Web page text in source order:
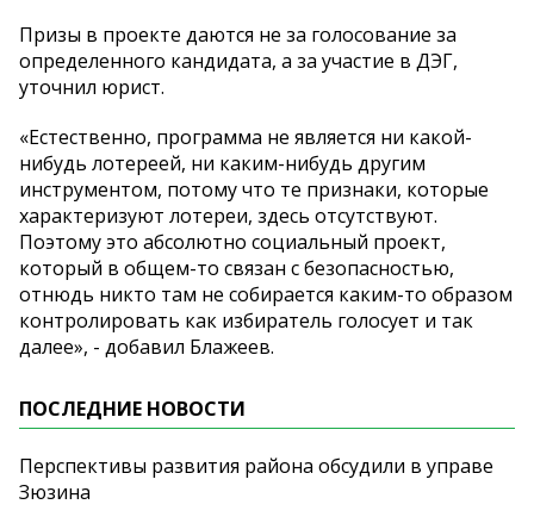
Призы в проекте даются не за голосование за
определенного кандидата, а за участие в ДЭГ,
уточнил юрист.
«Естественно, программа не является ни какой-
нибудь лотереей, ни каким-нибудь другим
инструментом, потому что те признаки, которые
характеризуют лотереи, здесь отсутствуют.
Поэтому это абсолютно социальный проект,
который в общем-то связан с безопасностью,
отнюдь никто там не собирается каким-то образом
контролировать как избиратель голосует и так
далее», - добавил Блажеев.
ПОСЛЕДНИЕ НОВОСТИ
Перспективы развития района обсудили в управе
Зюзина